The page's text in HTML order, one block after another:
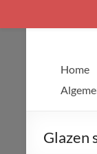
Home
Glazen